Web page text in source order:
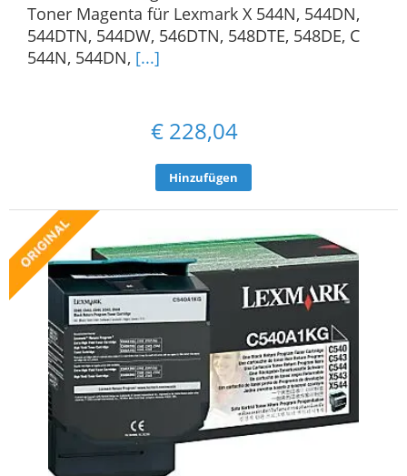
Toner Magenta für Lexmark X 544N, 544DN,
544DTN, 544DW, 546DTN, 548DTE, 548DE, C
544N, 544DN, [...]
€ 228,04
Hinzufügen